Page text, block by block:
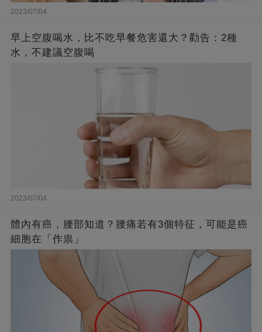
2023/07/04
早上空腹喝水，比不吃早餐危害還大？勸告：2種
水，不建議空腹喝
2023/07/04
體內有癌，腰部知道？腰痛若有3個特征，可能是癌
細胞在「作祟」